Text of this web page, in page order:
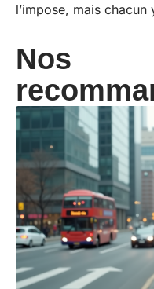
l’impose, mais
Nos